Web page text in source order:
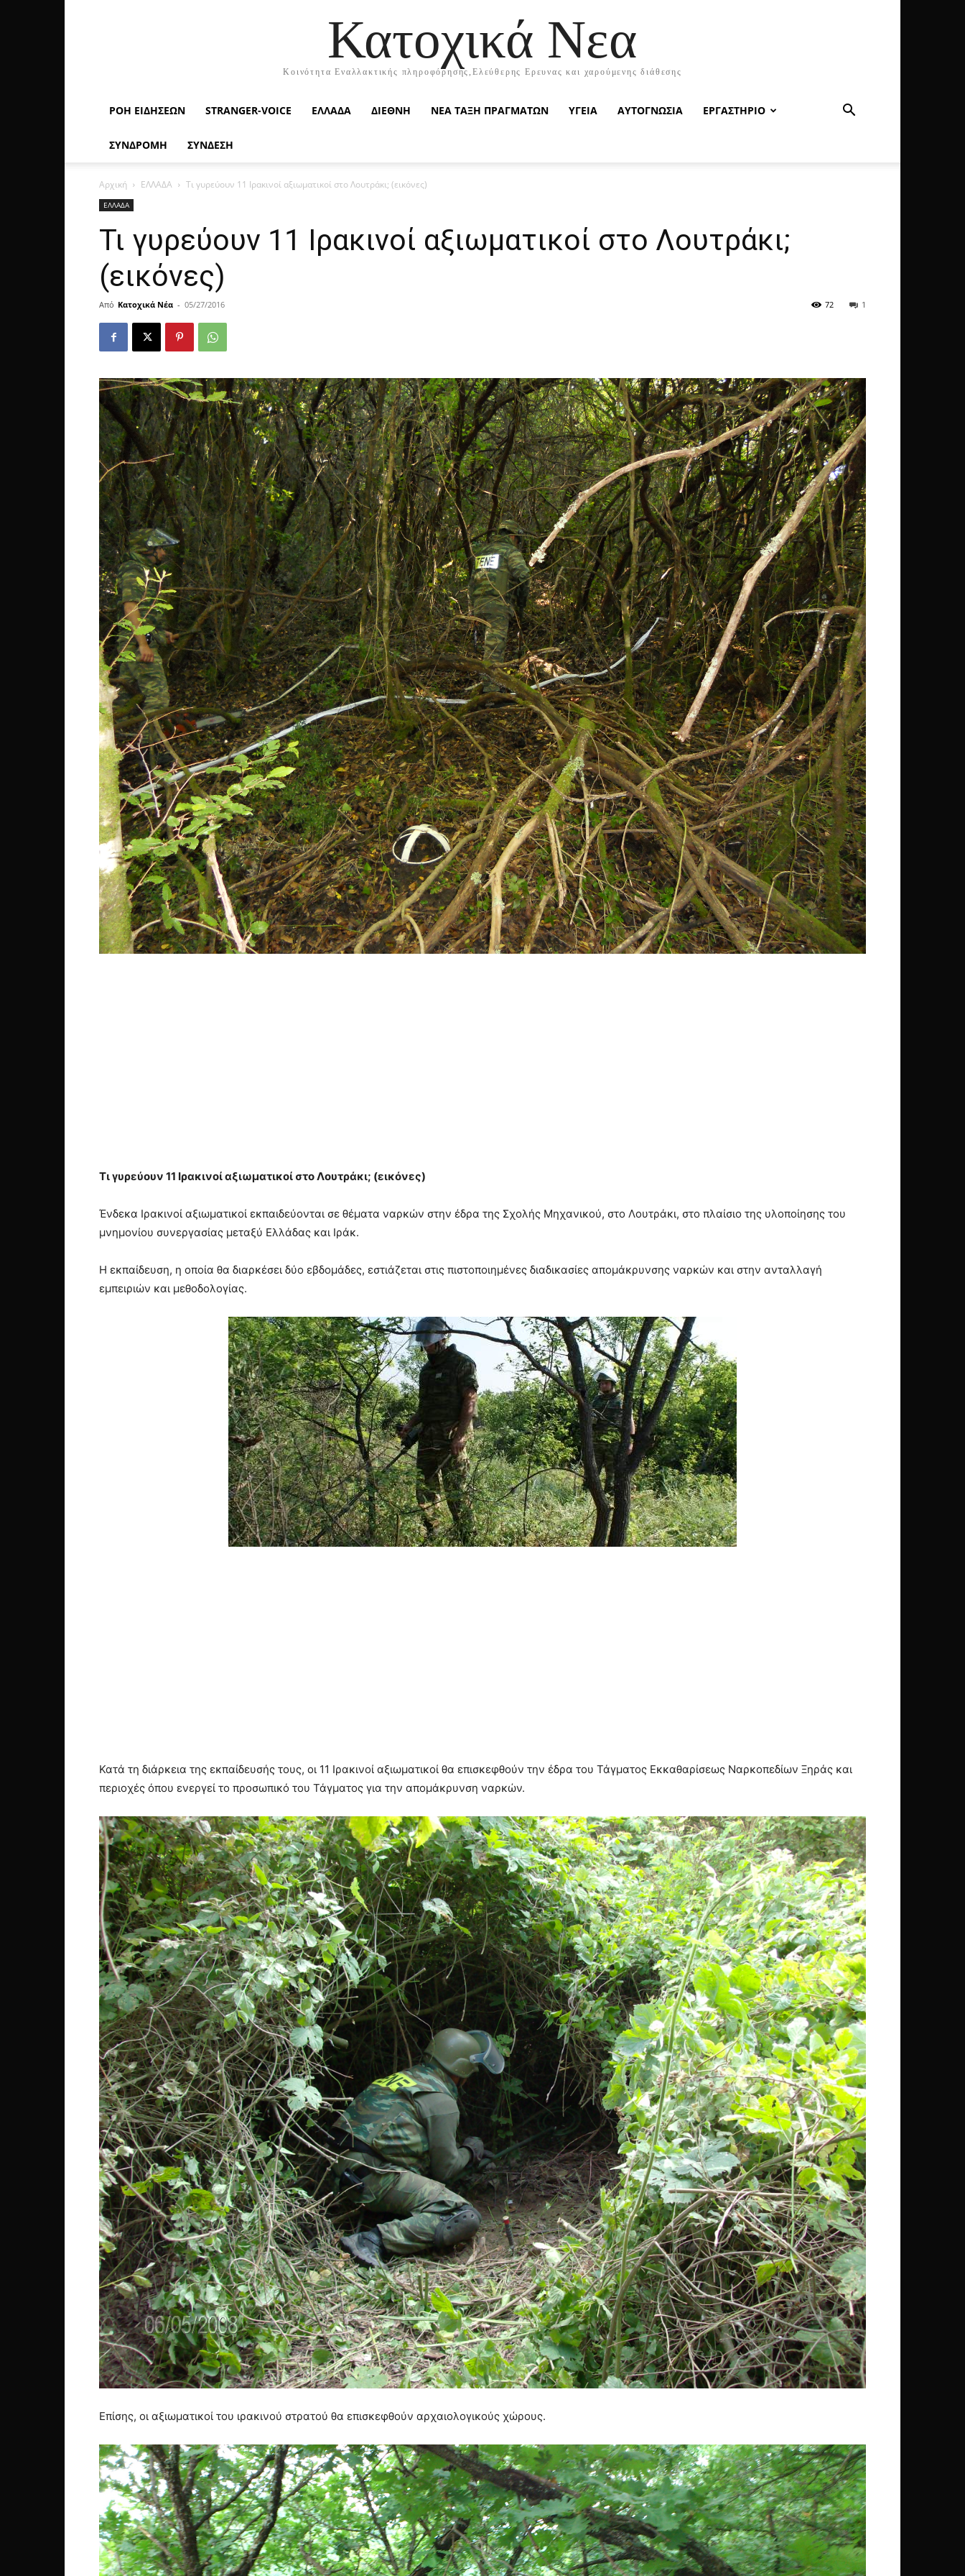
Κατοχικά Νεα
Κοινότητα Εναλλακτικής πληροφόρησης,Ελεύθερης Ερευνας και χαρούμενης διάθεσης
ΡΟΉ ΕΙΔΉΣΕΩΝ STRANGER-VOICE ΕΛΛΑΔΑ ΔΙΕΘΝΗ ΝΕΑ ΤΑΞΗ ΠΡΑΓΜΑΤΩΝ ΥΓΕΙΑ ΑΥΤΟΓΝΩΣΙΑ ΕΡΓΑΣΤΗΡΙΟ
ΣΥΝΔΡΟΜΗ ΣΥΝΔΕΣΗ
Αρχική ΕΛΛΑΔΑ Τι γυρεύουν 11 Ιρακινοί αξιωματικοί στο Λουτράκι; (εικόνες)
ΕΛΛΑΔΑ
Τι γυρεύουν 11 Ιρακινοί αξιωματικοί στο Λουτράκι;
(εικόνες)
Από Κατοχικά Νέα - 05/27/2016 1
72
Τι γυρεύουν 11 Ιρακινοί αξιωματικοί στο Λουτράκι; (εικόνες)
Ένδεκα Ιρακινοί αξιωματικοί εκπαιδεύονται σε θέματα ναρκών στην έδρα της Σχολής Μηχανικού, στο Λουτράκι, στο πλαίσιο της υλοποίησης του
μνημονίου συνεργασίας μεταξύ Ελλάδας και Ιράκ.
Η εκπαίδευση, η οποία θα διαρκέσει δύο εβδομάδες, εστιάζεται στις πιστοποιημένες διαδικασίες απομάκρυνσης ναρκών και στην ανταλλαγή
εμπειριών και μεθοδολογίας.
Κατά τη διάρκεια της εκπαίδευσής τους, οι 11 Ιρακινοί αξιωματικοί θα επισκεφθούν την έδρα του Τάγματος Εκκαθαρίσεως Ναρκοπεδίων Ξηράς και
περιοχές όπου ενεργεί το προσωπικό του Τάγματος για την απομάκρυνση ναρκών.
Επίσης, οι αξιωματικοί του ιρακινού στρατού θα επισκεφθούν αρχαιολογικούς χώρους.